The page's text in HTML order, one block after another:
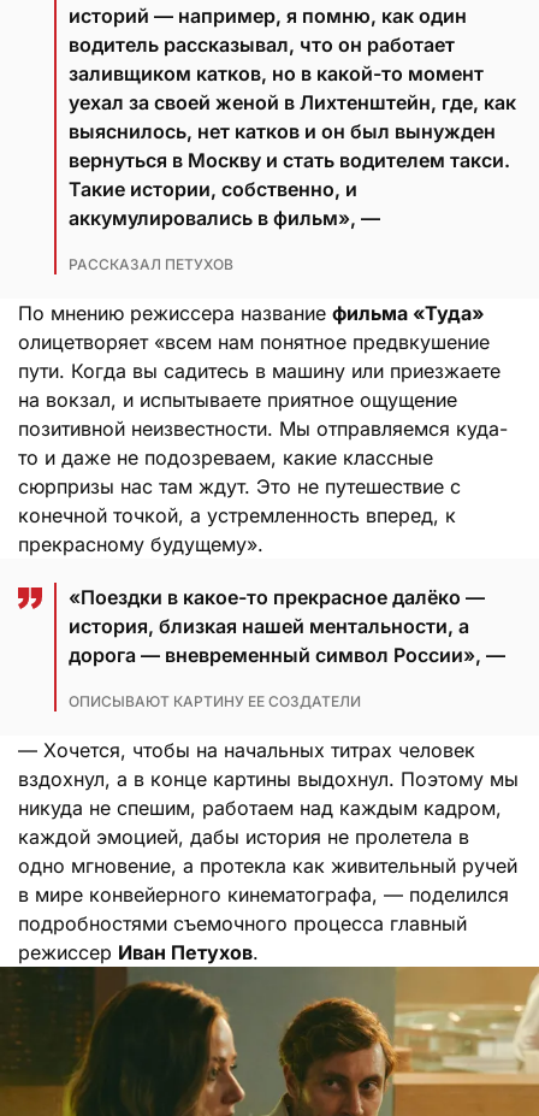
историй — например, я помню, как один
водитель рассказывал, что он работает
заливщиком катков, но в какой-то момент
уехал за своей женой в Лихтенштейн, где, как
выяснилось, нет катков и он был вынужден
вернуться в Москву и стать водителем такси.
Такие истории, собственно, и
аккумулировались в фильм», —
РАССКАЗАЛ ПЕТУХОВ
По мнению режиссера название фильма «Туда»
олицетворяет «всем нам понятное предвкушение
пути. Когда вы садитесь в машину или приезжаете
на вокзал, и испытываете приятное ощущение
позитивной неизвестности. Мы отправляемся куда-
то и даже не подозреваем, какие классные
сюрпризы нас там ждут. Это не путешествие с
конечной точкой, а устремленность вперед, к
прекрасному будущему».
«Поездки в какое-то прекрасное далёко —
история, близкая нашей ментальности, а
дорога — вневременный символ России», —
ОПИСЫВАЮТ КАРТИНУ ЕЕ СОЗДАТЕЛИ
— Хочется, чтобы на начальных титрах человек
вздохнул, а в конце картины выдохнул. Поэтому мы
никуда не спешим, работаем над каждым кадром,
каждой эмоцией, дабы история не пролетела в
одно мгновение, а протекла как живительный ручей
в мире конвейерного кинематографа, — поделился
подробностями съемочного процесса главный
режиссер Иван Петухов.